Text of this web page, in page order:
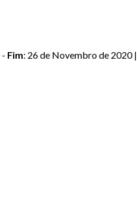
- Fim: 26 de Novembro de 2020 |